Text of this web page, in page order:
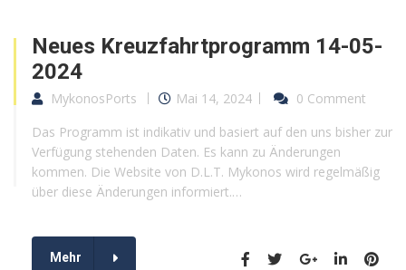
Neues Kreuzfahrtprogramm 14-05-
2024
MykonosPorts Mai 14, 2024
0 Comment
Das Programm ist indikativ und basiert auf den uns bisher zur
Verfügung stehenden Daten. Es kann zu Änderungen
kommen. Die Website von D.L.T. Mykonos wird regelmäßig
über diese Änderungen informiert.…
Mehr